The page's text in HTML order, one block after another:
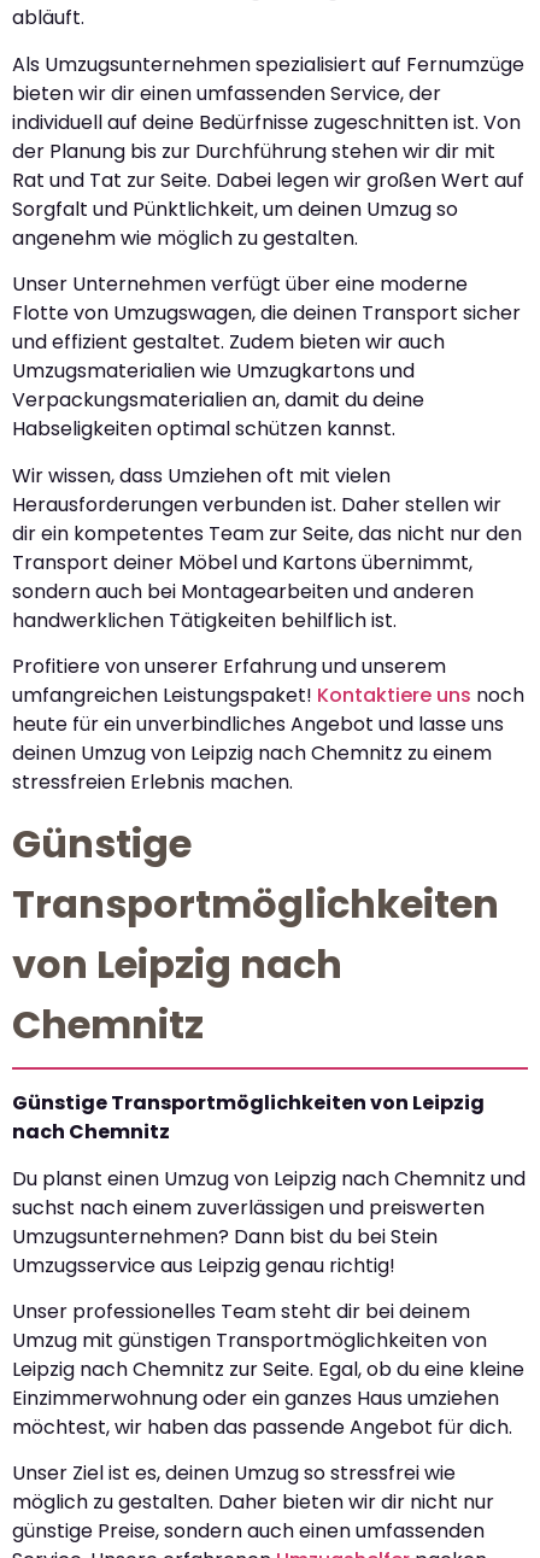
abläuft.
Als Umzugsunternehmen spezialisiert auf Fernumzüge
bieten wir dir einen umfassenden Service, der
individuell auf deine Bedürfnisse zugeschnitten ist. Von
der Planung bis zur Durchführung stehen wir dir mit
Rat und Tat zur Seite. Dabei legen wir großen Wert auf
Sorgfalt und Pünktlichkeit, um deinen Umzug so
angenehm wie möglich zu gestalten.
Unser Unternehmen verfügt über eine moderne
Flotte von Umzugswagen, die deinen Transport sicher
und effizient gestaltet. Zudem bieten wir auch
Umzugsmaterialien wie Umzugkartons und
Verpackungsmaterialien an, damit du deine
Habseligkeiten optimal schützen kannst.
Wir wissen, dass Umziehen oft mit vielen
Herausforderungen verbunden ist. Daher stellen wir
dir ein kompetentes Team zur Seite, das nicht nur den
Transport deiner Möbel und Kartons übernimmt,
sondern auch bei Montagearbeiten und anderen
handwerklichen Tätigkeiten behilflich ist.
Profitiere von unserer Erfahrung und unserem
umfangreichen Leistungspaket! Kontaktiere uns noch
heute für ein unverbindliches Angebot und lasse uns
deinen Umzug von Leipzig nach Chemnitz zu einem
stressfreien Erlebnis machen.
Günstige
Transportmöglichkeiten
von Leipzig nach
Chemnitz
Günstige Transportmöglichkeiten von Leipzig
nach Chemnitz
Du planst einen Umzug von Leipzig nach Chemnitz und
suchst nach einem zuverlässigen und preiswerten
Umzugsunternehmen? Dann bist du bei Stein
Umzugsservice aus Leipzig genau richtig!
Unser professionelles Team steht dir bei deinem
Umzug mit günstigen Transportmöglichkeiten von
Leipzig nach Chemnitz zur Seite. Egal, ob du eine kleine
Einzimmerwohnung oder ein ganzes Haus umziehen
möchtest, wir haben das passende Angebot für dich.
Unser Ziel ist es, deinen Umzug so stressfrei wie
möglich zu gestalten. Daher bieten wir dir nicht nur
günstige Preise, sondern auch einen umfassenden